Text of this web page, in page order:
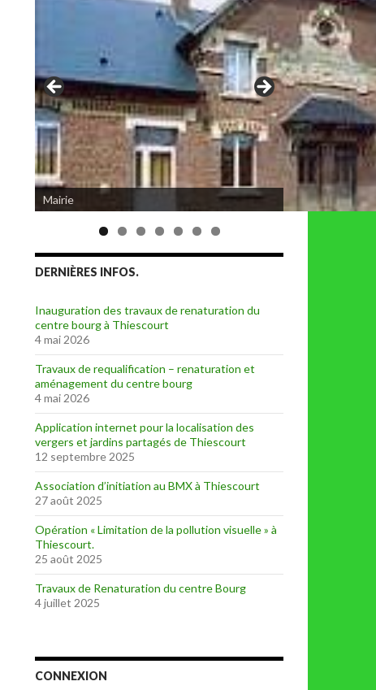
Mairie
DERNIÈRES INFOS.
Inauguration des travaux de renaturation du
centre bourg à Thiescourt
4 mai 2026
Travaux de requalification – renaturation et
aménagement du centre bourg
4 mai 2026
Application internet pour la localisation des
vergers et jardins partagés de Thiescourt
12 septembre 2025
Association d’initiation au BMX à Thiescourt
27 août 2025
Opération « Limitation de la pollution visuelle » à
Thiescourt.
25 août 2025
Travaux de Renaturation du centre Bourg
4 juillet 2025
CONNEXION